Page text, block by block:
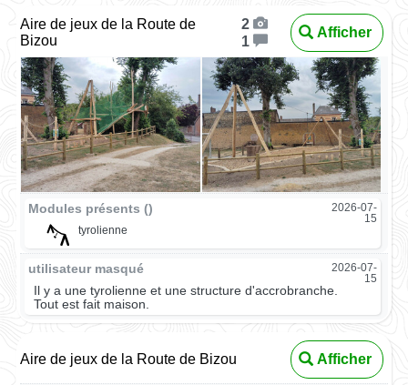
Aire de jeux de la Route de
Bizou
2
1
Afficher
Modules présents ()
2026-07-
15
tyrolienne
utilisateur masqué
2026-07-
15
Il y a une tyrolienne et une structure d'accrobranche.
Tout est fait maison.
Aire de jeux de la Route de Bizou Afficher